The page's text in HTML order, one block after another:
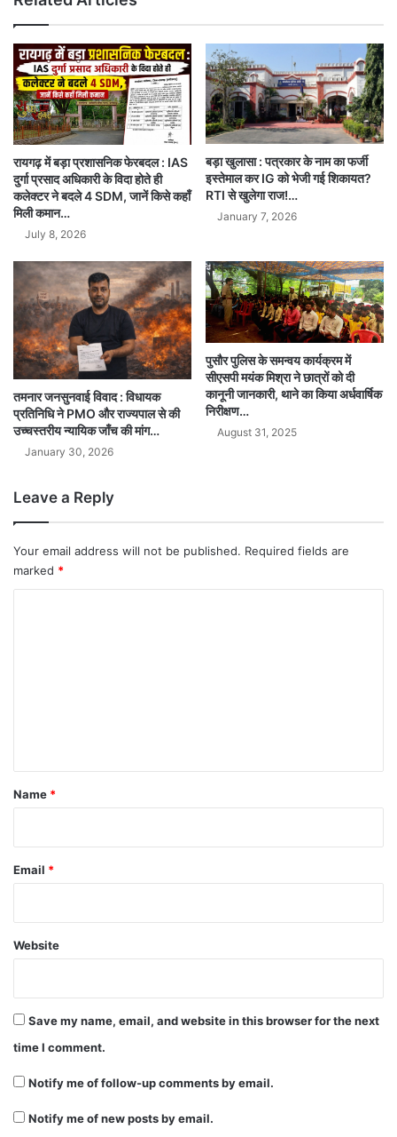
रायगढ़ में बड़ा प्रशासनिक फेरबदल : IAS
दुर्गा प्रसाद अधिकारी के विदा होते ही
कलेक्टर ने बदले 4 SDM, जानें किसे कहाँ
मिली कमान…
July 8, 2026
बड़ा खुलासा : पत्रकार के नाम का फर्जी
इस्तेमाल कर IG को भेजी गई शिकायत?
RTI से खुलेगा राज!…
January 7, 2026
तमनार जनसुनवाई विवाद : विधायक
प्रतिनिधि ने PMO और राज्यपाल से की
उच्चस्तरीय न्यायिक जाँच की मांग…
January 30, 2026
पुसौर पुलिस के समन्वय कार्यक्रम में
सीएसपी मयंक मिश्रा ने छात्रों को दी
कानूनी जानकारी, थाने का किया अर्धवार्षिक
निरीक्षण…
August 31, 2025
Leave a Reply
Your email address will not be published. Required fields are
marked *
*
Name *
Email *
Website
Save my name, email, and website in this browser for the next
time I comment.
Notify me of follow-up comments by email.
Notify me of new posts by email.